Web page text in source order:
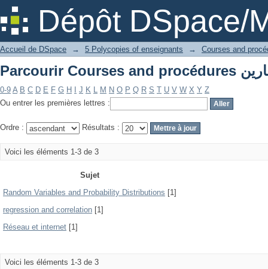
Dépôt DSpace/
Accueil de DSpace → 5 Polycopies of enseignants →
0-9 A B C D E F G H J K L M N O P Q R S T U V W X Y Z
Ou entrer les premières lettres :
Ordre : Résultats :
Voici les éléments 1-3 de 3
Sujet
Random Variables and Probability Distributions [1]
regression and correlation [1]
Réseau et internet [1]
Voici les éléments 1-3 de 3